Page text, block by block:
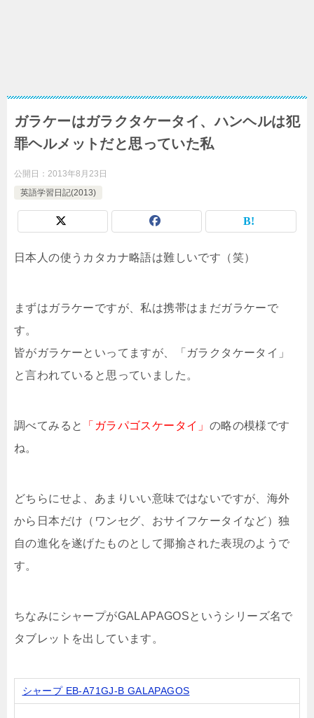
ガラケーはガラクタケータイ、ハンヘルは犯
罪ヘルメットだと思っていた私
公開日： 2013年8月23日
英語学習日記(2013)
日本人の使うカタカナ略語は難しいです（笑）
まずはガラケーですが、私は携帯はまだガラケーで
す。
皆がガラケーといってますが、「ガラクタケータイ」
と言われていると思っていました。
調べてみると 「ガラパゴスケータイ」 の略の模様です
ね。
どちらにせよ、あまりいい意味ではないですが、海外
から日本だけ（ワンセグ、おサイフケータイなど）独
自の進化を遂げたものとして揶揄された表現のようで
す。
ちなみにシャープがGALAPAGOSというシリーズ名で
タブレットを出しています。
シャープ EB-A71GJ-B GALAPAGOS